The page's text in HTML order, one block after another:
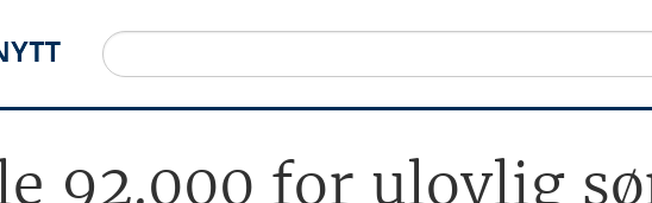
92.000 for ulovlig